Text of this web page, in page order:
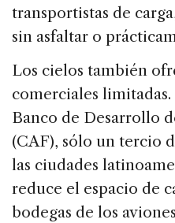
transportistas de
sin asfaltar o
Los cielos también
comerciales
Banco de Desarrollo
(CAF), sólo un tercio
las ciudades
reduce el espacio de
bodegas de los